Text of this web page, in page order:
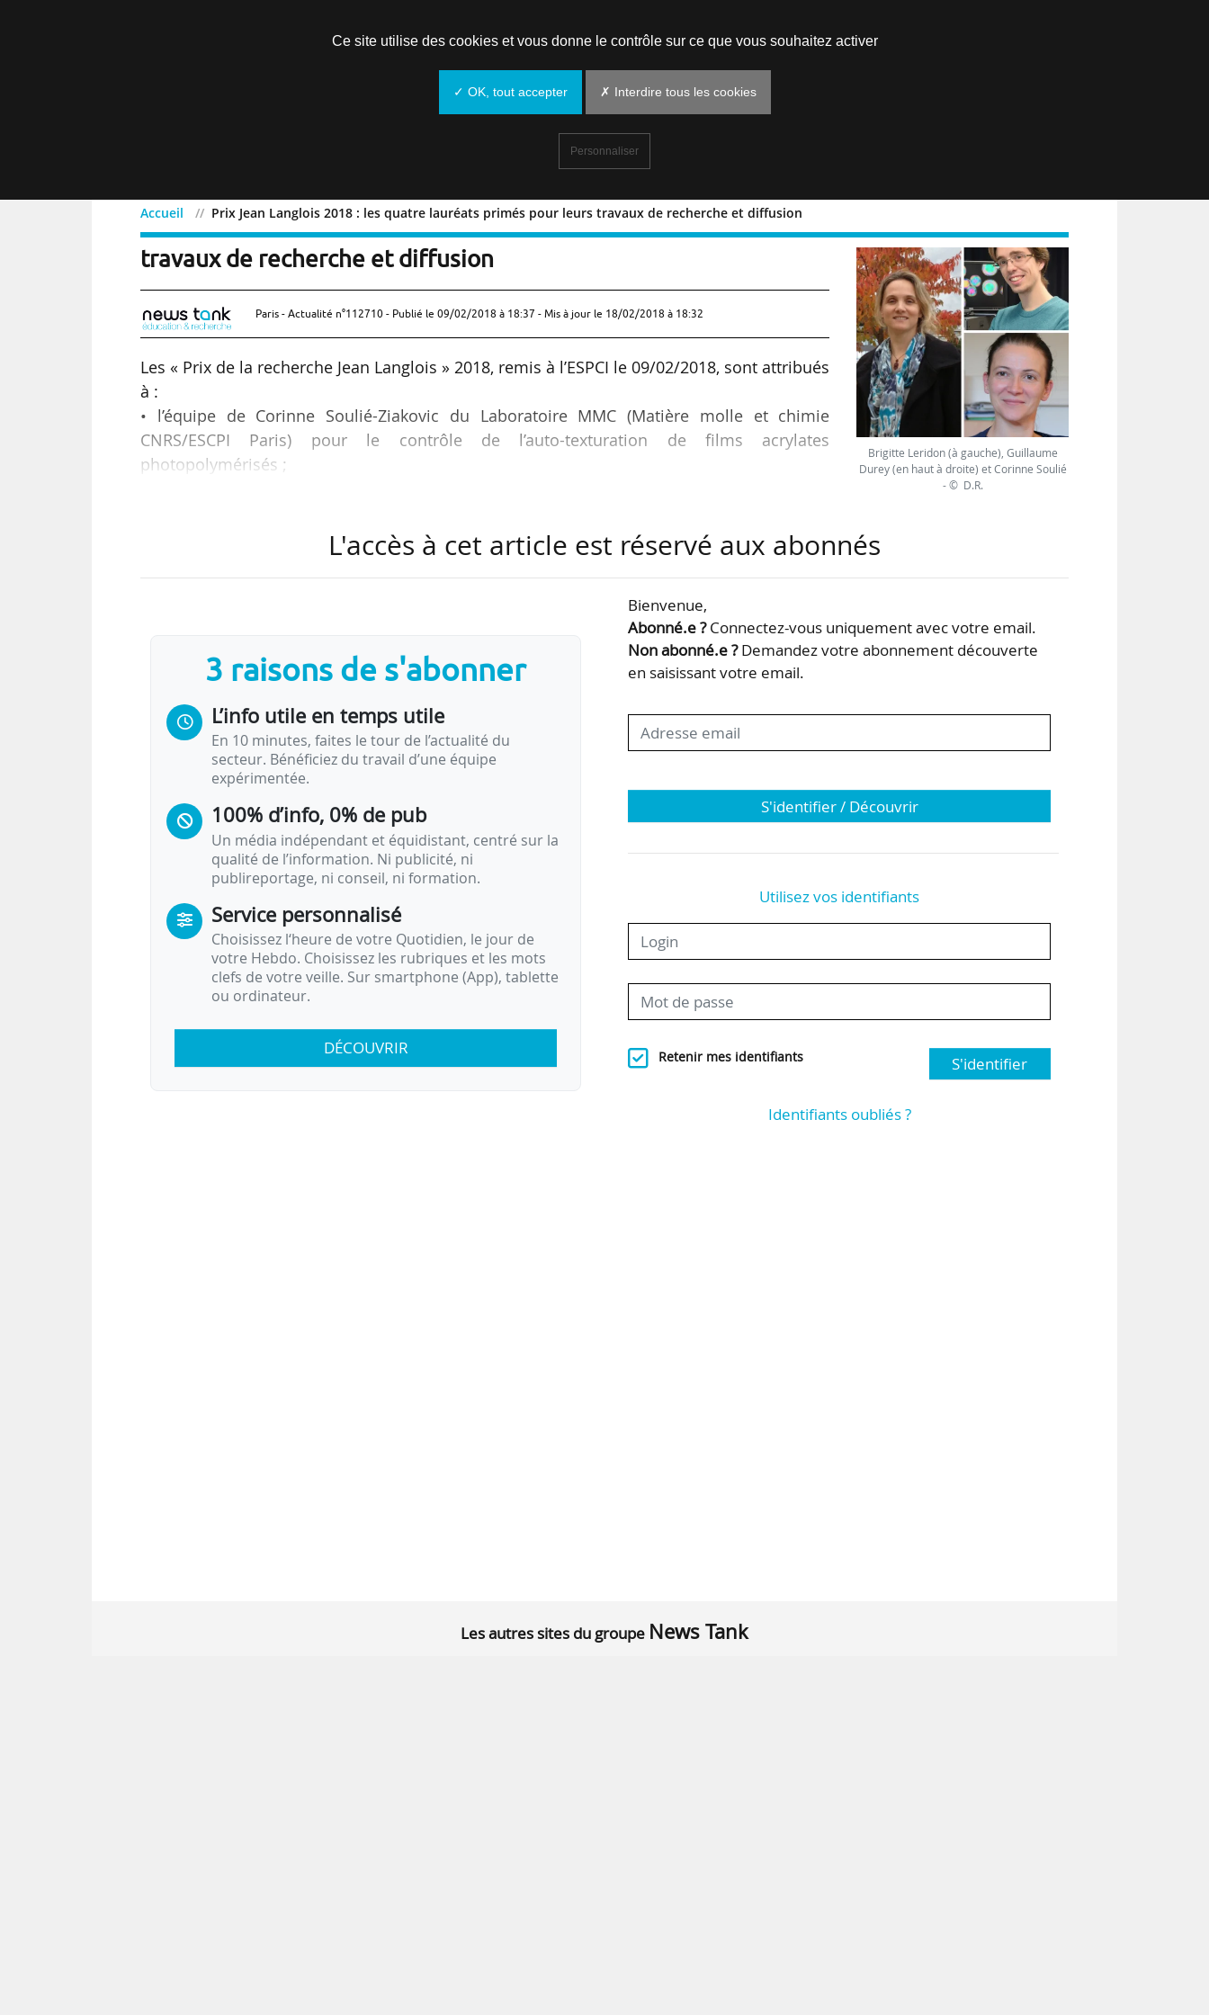
Accueil Prix Jean Langlois 2018 : les quatre lauréats primés pour leurs travaux de recherche et diffusion
Prix Jean Langlois 2018 : les quatre lauréats primés pour leurs
travaux de recherche et diffusion
Paris - Actualité n°112710 - Publié le 09/02/2018 à 18:37 - Mis à jour le 18/02/2018 à 18:32
Les « Prix de la recherche Jean Langlois » 2018, remis à l’ESPCI le 09/02/2018, sont attribués
à :
• l’équipe de Corinne Soulié-Ziakovic du Laboratoire MMC (Matière molle et chimie
CNRS/ESCPI Paris) pour le contrôle de l’auto-texturation de films acrylates
photopolymérisés ;
d’avoir reçu ce prix pour son travail « qui joint la recherche fondamentale (comprendre
l’origine du phénomène d’auto-texturation et les paramètres importants) et la recherche
appliquée (faire des revêtements pour des vitres dont on peut…
Brigitte Leridon (à gauche), Guillaume
Durey (en haut à droite) et Corinne Soulié
- © D.R.
L'accès à cet article est réservé aux abonnés
3 raisons de s'abonner
L’info utile en temps utile
En 10 minutes, faites le tour de l’actualité du
secteur. Bénéficiez du travail d’une équipe
expérimentée.
100% d’info, 0% de pub
Un média indépendant et équidistant, centré sur la
qualité de l’information. Ni publicité, ni
publireportage, ni conseil, ni formation.
Service personnalisé
Choisissez l‘heure de votre Quotidien, le jour de
votre Hebdo. Choisissez les rubriques et les mots
clefs de votre veille. Sur smartphone (App), tablette
ou ordinateur.
DÉCOUVRIR
Bienvenue,
Abonné.e ?Connectez-vous uniquement avec votre email.
Non abonné.e ?Demandez votre abonnement découverte
en saisissant votre email.
S'identifier / Découvrir
Utilisez vos identifiants
Retenir mes identifiants S'identifier
Identifiants oubliés ?
Les autres sites du groupe News Tank
Ce site utilise des cookies et vous donne le contrôle sur ce que vous souhaitez activer
✓ OK, tout accepter ✗ Interdire tous les cookies
Personnaliser